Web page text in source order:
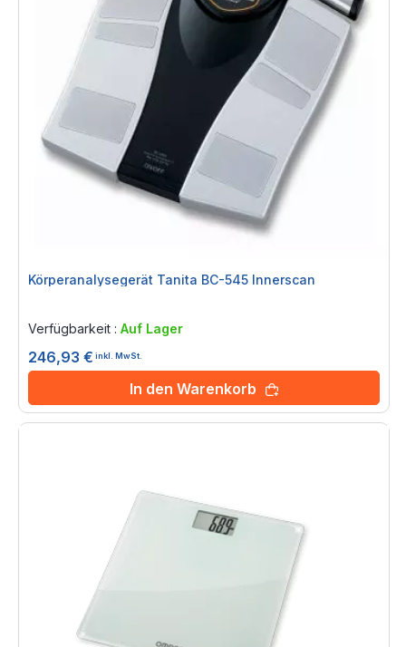
Körperanalysegerät Tanita BC-545 Innerscan
Verfügbarkeit : Auf Lager
246,93 € inkl. MwSt.
In den Warenkorb